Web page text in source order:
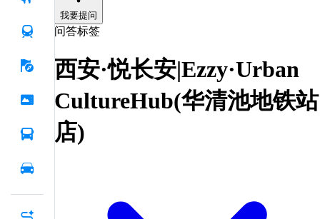
我要提问
问答标签
西安·悦长安|Ezzy·Urban
CultureHub(华清池地铁站
店)